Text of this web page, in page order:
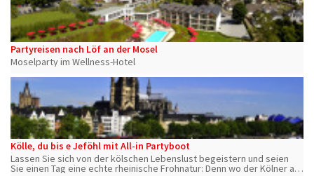
Partyreisen nach Löf an der Mosel
Moselparty im Wellness-Hotel
Kölle, du bis e Jeföhl mit All-in Partyboot
Lassen Sie sich von der kölschen Lebenslust begeistern und seien
Sie einen Tag eine echte rheinische Frohnatur: Denn wo der Kölner auf